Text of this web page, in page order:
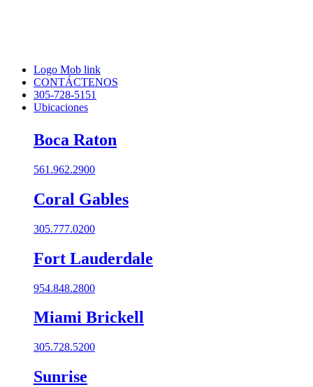
Logo Mob link
CONTÁCTENOS
305-728-5151
Ubicaciones
Boca Raton
561.962.2900
Coral Gables​
305.777.0200
Fort Lauderdale
954.848.2800
Miami Brickell
305.728.5200
Sunrise